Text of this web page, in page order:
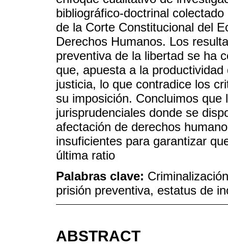
bibliográfico-doctrinal
de la Corte Constitucional del
Derechos Humanos. Los
preventiva de la libertad se ha
que, apuesta a la
justicia, lo que contradice los
su imposición. Concluimos
jurisprudenciales donde se
afectación de derechos
insuficientes para garantizar
última ratio
Palabras clave:
prisión preventiva, estatus de
ABSTRACT